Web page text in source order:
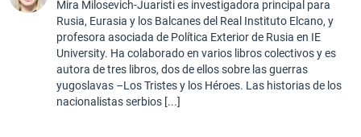
Mira Milosevich-Juaristi es investigadora principal para
Rusia, Eurasia y los Balcanes del Real Instituto Elcano, y
profesora asociada de Política Exterior de Rusia en IE
University. Ha colaborado en varios libros colectivos y es
autora de tres libros, dos de ellos sobre las guerras
yugoslavas –Los Tristes y los Héroes. Las historias de los
nacionalistas serbios [...]